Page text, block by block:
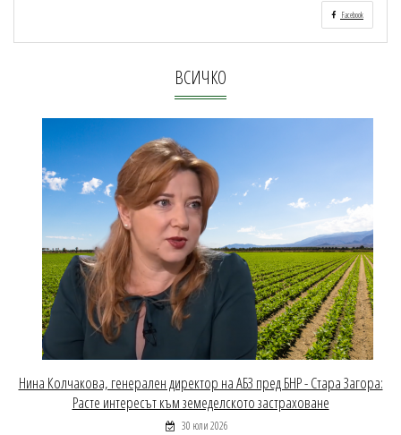
Facebook
ВСИЧКО
Нина Колчакова, генерален директор на АБЗ пред БНР - Стара Загора:
Расте интересът към земеделското застраховане
30 юли 2026